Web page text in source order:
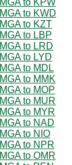
MGA to KWD
MGA to KZT
MGA to LBP
MGA to LRD
MGA to LYD
MGA to MDL
MGA to MMK
MGA to MOP
MGA to MUR
MGA to MYR
MGA to NAD
MGA to NIO
MGA to NPR
MGA to OMR